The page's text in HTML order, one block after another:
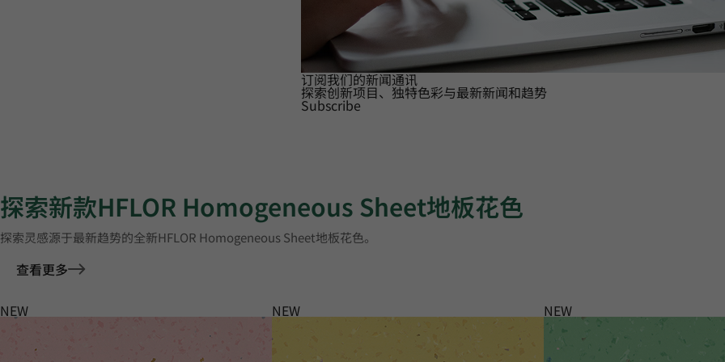
订阅我们的新闻通讯
探索创新项目、独特色彩与最新新闻和趋势
Subscribe
探索新款HFLOR Homogeneous Sheet地板花色
探索灵感源于最新趋势的全新HFLOR Homogeneous Sheet地板花色。
查看更多
NEW NEW NEW